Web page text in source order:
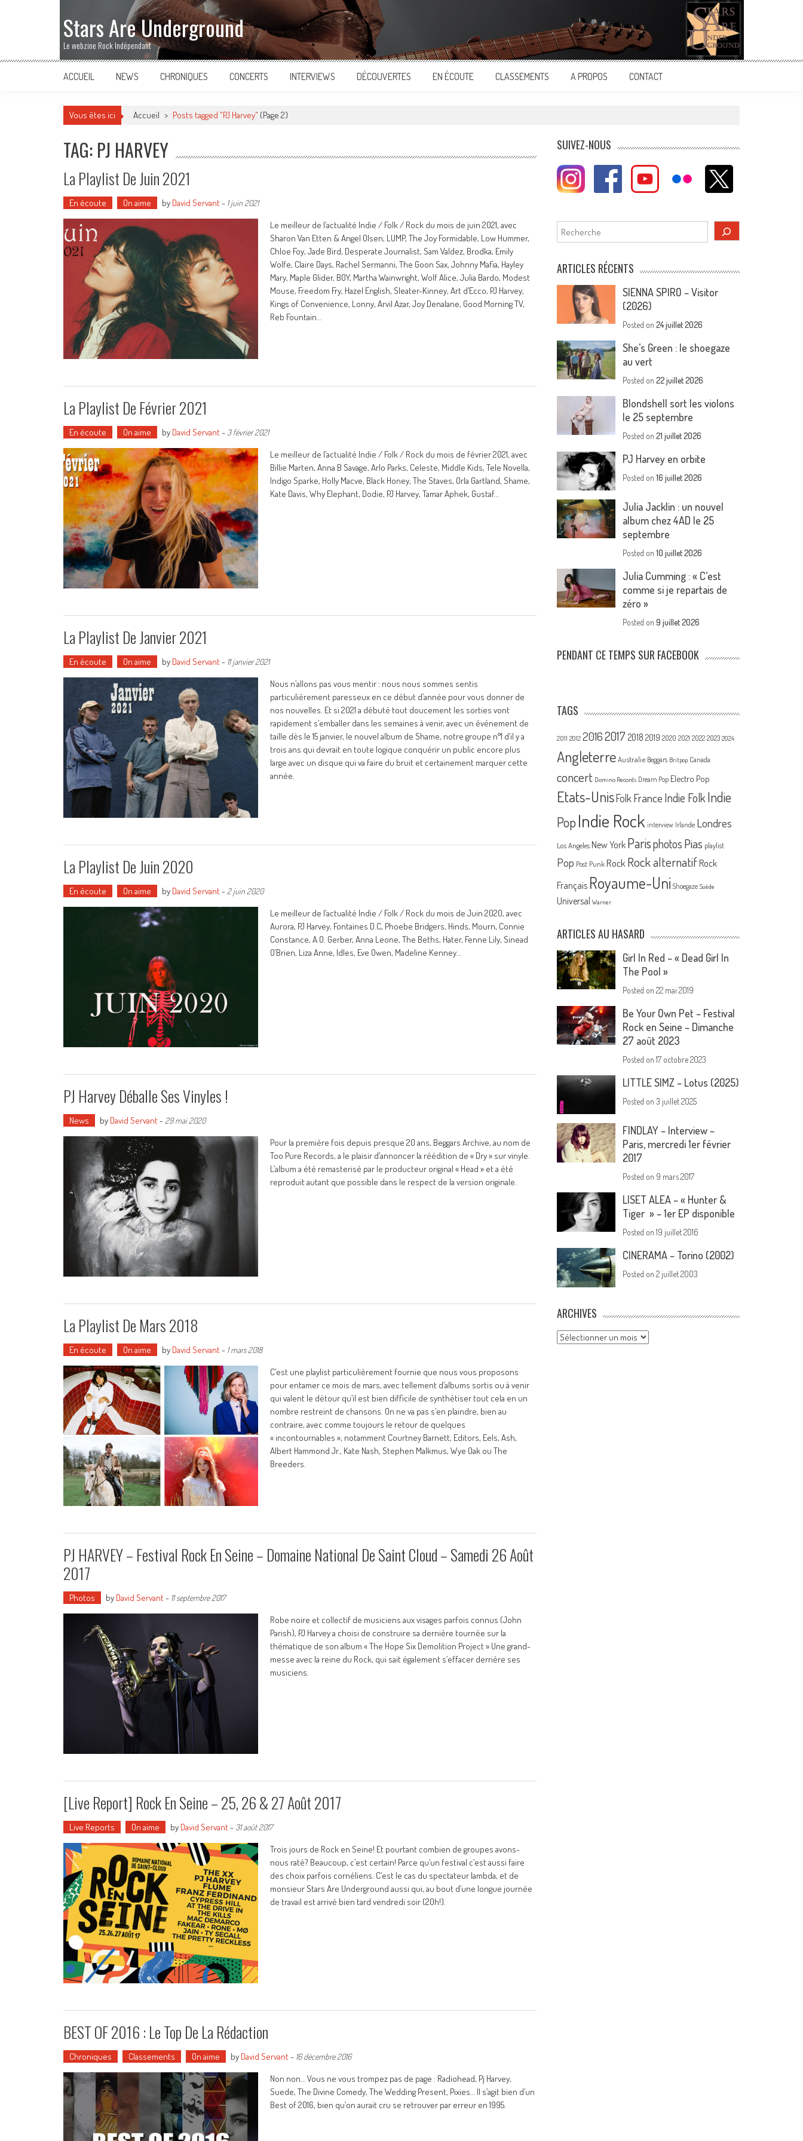
Stars Are Underground
Le webzine Rock Indépendant
ACCUEIL NEWS CHRONIQUES CONCERTS INTERVIEWS DÉCOUVERTES EN ÉCOUTE CLASSEMENTS A PROPOS CONTACT
Vous êtes ici Accueil > Posts tagged "PJ Harvey" (Page 2)
TAG: PJ HARVEY
La Playlist De Juin 2021
En écoute On aime by David Servant- 1 juin 2021
Le meilleur de l’actualité Indie / Folk / Rock du mois de juin 2021, avec
Sharon Van Etten & Angel Olsen, LUMP, The Joy Formidable, Low Hummer,
Chloe Foy, Jade Bird, Desperate Journalist, Sam Valdez, Brodka, Emily
Wolfe, Claire Days, Rachel Sermanni, The Goon Sax, Johnny Mafia, Hayley
Mary, Maple Glider, BOY, Martha Wainwright, Wolf Alice, Julia Bardo, Modest
Mouse, Freedom Fry, Hazel English, Sleater-Kinney, Art d’Ecco, PJ Harvey,
Kings of Convenience, Lonny, Arvil Azar, Joy Denalane, Good Morning TV,
Reb Fountain…
La Playlist De Février 2021
En écoute On aime by David Servant- 3 février 2021
Le meilleur de l’actualité Indie / Folk / Rock du mois de février 2021, avec
Billie Marten, Anna B Savage, Arlo Parks, Celeste, Middle Kids, Tele Novella,
Indigo Sparke, Holly Macve, Black Honey, The Staves, Orla Gartland, Shame,
Kate Davis, Why Elephant, Dodie, PJ Harvey, Tamar Aphek, Gustaf…
La Playlist De Janvier 2021
En écoute On aime by David Servant- 11 janvier 2021
Nous n’allons pas vous mentir : nous nous sommes sentis
particulièrement paresseux en ce début d’année pour vous donner de
nos nouvelles. Et si 2021 a débuté tout doucement les sorties vont
rapidement s’emballer dans les semaines à venir, avec un événement de
taille dès le 15 janvier, le nouvel album de Shame, notre groupe n°1 d’il y a
trois ans qui devrait en toute logique conquérir un public encore plus
large avec un disque qui va faire du bruit et certainement marquer cette
année.
La Playlist De Juin 2020
En écoute On aime by David Servant- 2 juin 2020
Le meilleur de l’actualité Indie / Folk / Rock du mois de Juin 2020, avec
Aurora, PJ Harvey, Fontaines D.C, Phoebe Bridgers, Hinds, Mourn, Connie
Constance, A.O. Gerber, Anna Leone, The Beths, Hater, Fenne Lily, Sinead
O’Brien, Liza Anne, Idles, Eve Owen, Madeline Kenney…
PJ Harvey Déballe Ses Vinyles !
News by David Servant- 29 mai 2020
Pour la première fois depuis presque 20 ans, Beggars Archive, au nom de
Too Pure Records, a le plaisir d’annoncer la réédition de « Dry » sur vinyle.
L’album a été remasterisé par le producteur original « Head » et a été
reproduit autant que possible dans le respect de la version originale.
La Playlist De Mars 2018
En écoute On aime by David Servant- 1 mars 2018
C’est une playlist particulièrement fournie que nous vous proposons
pour entamer ce mois de mars, avec tellement d’albums sortis ou à venir
qui valent le détour qu’il est bien difficile de synthétiser tout cela en un
nombre restreint de chansons. On ne va pas s’en plaindre, bien au
contraire, avec comme toujours le retour de quelques
« incontournables », notamment Courtney Barnett, Editors, Eels, Ash,
Albert Hammond Jr., Kate Nash, Stephen Malkmus, Wye Oak ou The
Breeders.
PJ HARVEY – Festival Rock En Seine – Domaine National De Saint Cloud – Samedi 26 Août
2017
Photos by David Servant- 11 septembre 2017
Robe noire et collectif de musiciens aux visages parfois connus (John
Parish), PJ Harvey a choisi de construire sa dernière tournée sur la
thématique de son album « The Hope Six Demolition Project » Une grand-
messe avec la reine du Rock, qui sait également s’effacer derrière ses
musiciens.
[Live Report] Rock En Seine – 25, 26 & 27 Août 2017
Live Reports On aime by David Servant- 31 août 2017
Trois jours de Rock en Seine! Et pourtant combien de groupes avons-
nous raté? Beaucoup, c’est certain! Parce qu’un festival c’est aussi faire
des choix parfois cornéliens. C’est le cas du spectateur lambda, et de
monsieur Stars Are Underground aussi qui, au bout d’une longue journée
de travail est arrivé bien tard vendredi soir (20h!).
BEST OF 2016 : Le Top De La Rédaction
Chroniques Classements On aime by David Servant- 16 décembre 2016
Non non… Vous ne vous trompez pas de page : Radiohead, Pj Harvey,
Suede, The Divine Comedy, The Wedding Present, Pixies… Il s’agit bien d’un
Best of 2016, bien qu’on aurait cru se retrouver par erreur en 1995.
SUIVEZ-NOUS
Rechercher
ARTICLES RÉCENTS
SIENNA SPIRO – Visitor
(2026)
Posted on24 juillet 2026
She’s Green : le shoegaze
au vert
Posted on22 juillet 2026
Blondshell sort les violons
le 25 septembre
Posted on21 juillet 2026
PJ Harvey en orbite
Posted on16 juillet 2026
Julia Jacklin : un nouvel
album chez 4AD le 25
septembre
Posted on10 juillet 2026
Julia Cumming : « C’est
comme si je repartais de
zéro »
Posted on9 juillet 2026
PENDANT CE TEMPS SUR FACEBOOK
TAGS
2011 2012 20162017 2018 2019 2020 2021 2022 2023 2024
Angleterre Australie Beggars Britpop Canada
concert Domino Records Dream Pop Electro Pop
Etats-UnisFolk France Indie FolkIndie
PopIndie Rock interview Irlande Londres
Los Angeles New York Parisphotos Pias playlist
Pop Post Punk Rock Rock alternatif Rock
Français Royaume-Uni Shoegaze Suède
Universal Warner
ARTICLES AU HASARD
Girl In Red – « Dead Girl In
The Pool »
Posted on22 mai 2019
Be Your Own Pet – Festival
Rock en Seine – Dimanche
27 août 2023
Posted on17 octobre 2023
LITTLE SIMZ – Lotus (2025)
Posted on3 juillet 2025
FINDLAY – Interview –
Paris, mercredi 1er février
2017
Posted on 9 mars 2017
LISET ALEA – « Hunter &
Tiger » – 1er EP disponible
Posted on19 juillet 2016
CINERAMA – Torino (2002)
Posted on2 juillet 2003
ARCHIVES
Archives